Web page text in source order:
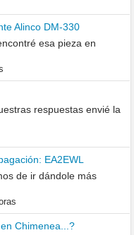
Alinco DM-330
esa pieza en
respuestas envié la
EA2EWL
de ir dándole más
Chimenea...?